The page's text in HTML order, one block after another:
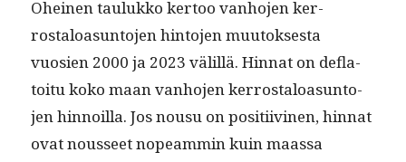
Oheinen taulukko ker­too van­ho­jen ker­
rostaloa­sun­to­jen hin­to­jen muu­tok­ses­ta
vuosien 2000 ja 2023 välil­lä. Hin­nat on defla­
toitu koko maan van­ho­jen ker­rostaloa­sun­to­
jen hin­noil­la. Jos nousu on posi­ti­ivi­nen, hin­nat
ovat nousseet nopeam­min kuin maas­sa